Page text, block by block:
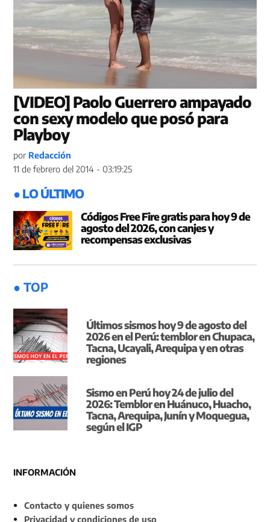
[VIDEO] Paolo Guerrero ampayado
con sexy modelo que posó para
Playboy
por Redacción
11 de febrero del 2014 - 03:19:25
● LO ÚLTIMO
Códigos Free Fire gratis para hoy 9 de
agosto del 2026, con canjes y
recompensas exclusivas
● TOP
Últimos sismos hoy 9 de agosto del
2026 en el Perú: temblor en Chupaca,
Tacna, Ucayali, Arequipa y en otras
regiones
Sismo en Perú hoy 24 de julio del
2026: Temblor en Huánuco, Huacho,
Tacna, Arequipa, Junín y Moquegua,
según el IGP
INFORMACIÓN
Contacto y quienes somos
Privacidad y condiciones de uso